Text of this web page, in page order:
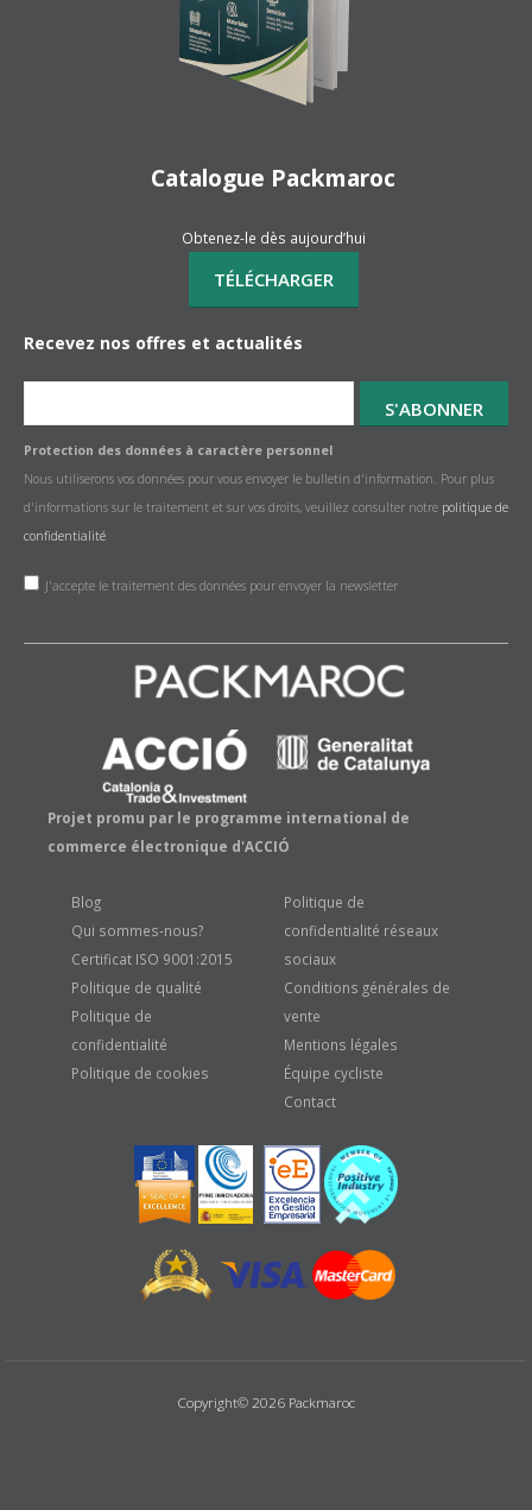
Recevez nos offres et actualités
Protection des données à caractère personnel
Nous utiliserons vos données pour vous envoyer le bulletin d'information. Pour plus
d'informations sur le traitement et sur vos droits, veuillez consulter notre politique de
confidentialité
J'accepte le traitement des données pour envoyer la newsletter
Catalogue Packmaroc
Obtenez-le dès aujourd’hui
Projet promu par le programme international de
commerce électronique d'ACCIÓ
Blog
Qui sommes-nous?
Certificat ISO 9001:2015
Politique de qualité
Politique de
confidentialité
Politique de cookies
Politique de
confidentialité réseaux
sociaux
Conditions générales de
vente
Mentions légales
Équipe cycliste
Contact
Copyright© 2026 Packmaroc